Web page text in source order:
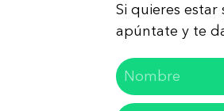
Si quieres
apúntate y te